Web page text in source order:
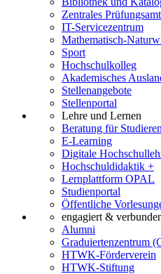
Zentrales Prüfungsamt
IT-Servicezentrum
Mathematisch-
Sport
Hochschulkolleg
Akademisches
Stellenangebote
Stellenportal
Lehre und Lernen
Beratung für
E-Learning
Digitale
Hochschuldidaktik +
Lernplattform OPAL
Studienportal
Öffentliche
engagiert &
Alumni
Graduiertenzentrum
HTWK-Förderverein
HTWK-Stiftung